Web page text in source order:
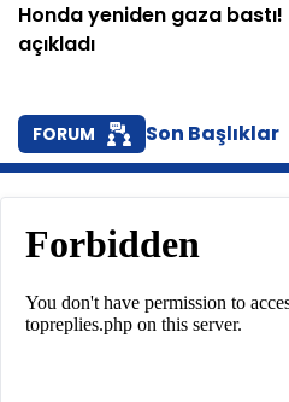
Honda yeniden gaza bastı!
açıkladı
FORUM Son Başlıklar